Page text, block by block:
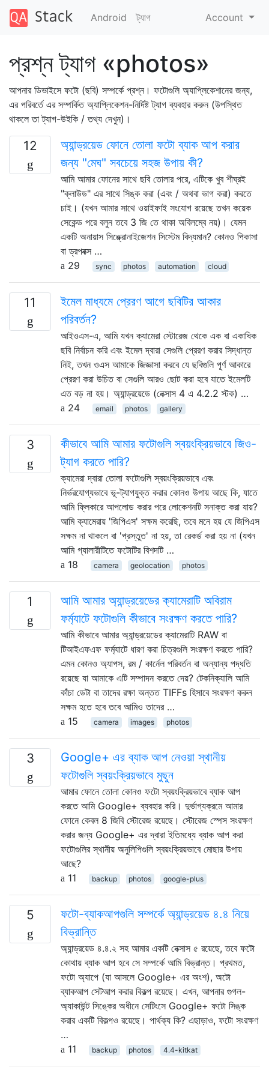
Android ট্যাগ Account
প্রশ্ন ট্যাগ «photos»
আপনার ডিভাইসে ফটো (ছবি) সম্পর্কে প্রশ্ন। ফটোগুলি অ্যাপ্লিকেশানের জন্য,
এর পরিবর্তে এর সম্পর্কিত অ্যাপ্লিকেশন-নির্দিষ্ট ট্যাগ ব্যবহার করুন (উপস্থিত
থাকলে তা ট্যাগ-উইকি / তথ্য দেখুন)।
12
অ্যান্ড্রয়েড ফোনে তোলা ফটো ব্যাক আপ করার
জন্য "মেঘ" সবচেয়ে সহজ উপায় কী?
আমি আমার ফোনের সাথে ছবি তোলার পরে, এটিকে খুব শীঘ্রই
"ক্লাউড" এর সাথে সিঙ্ক করা (এবং / অথবা ভাগ করা) করতে
চাই। (যখন আমার সাথে ওয়াইফাই সংযোগ রয়েছে তখন কয়েক
সেকেন্ড পরে বলুন তবে 3 জি তে থাকা অবিলম্বে নয়)। যেমন
একটি অনায়াস সিঙ্ক্রোনাইজেশন সিস্টেম বিদ্যমান? কোনও পিকাসা
বা ড্রপবক্স …
29
sync photos automation cloud
11
ইমেল মাধ্যমে প্রেরণ আগে ছবিটির আকার
পরিবর্তন?
আইওএস-এ, আমি যখন ক্যামেরা স্টোরেজ থেকে এক বা একাধিক
ছবি নির্বাচন করি এবং ইমেল দ্বারা সেগুলি প্রেরণ করার সিদ্ধান্ত
নিই, তখন ওএস আমাকে জিজ্ঞাসা করবে যে ছবিগুলি পূর্ণ আকারে
প্রেরণ করা উচিত বা সেগুলি আরও ছোট করা হবে যাতে ইমেলটি
এত বড় না হয়। অ্যান্ড্রয়েডে (নেক্সাস 4 এ 4.2.2 স্টক) …
24
email photos gallery
3
কীভাবে আমি আমার ফটোগুলি স্বয়ংক্রিয়ভাবে জিও-
ট্যাগ করতে পারি?
ক্যামেরা দ্বারা তোলা ফটোগুলি স্বয়ংক্রিয়ভাবে এবং
নির্ভরযোগ্যভাবে ভূ-ট্যাগযুক্ত করার কোনও উপায় আছে কি, যাতে
আমি ফ্লিকারে আপলোড করার পরে লোকেশনটি সনাক্ত করা যায়?
আমি ক্যামেরায় 'জিপিএস' সক্ষম করেছি, তবে মনে হয় যে জিপিএস
সক্ষম না থাকলে বা 'প্রস্তুত' না হয়, তা রেকর্ড করা হয় না (যখন
আমি গ্যালারীটিতে ফটোটির বিশদটি …
18
camera geolocation photos
1
আমি আমার অ্যান্ড্রয়েডের ক্যামেরাটি অবিরাম
ফর্ম্যাটে ফটোগুলি কীভাবে সংরক্ষণ করতে পারি?
আমি কীভাবে আমার অ্যান্ড্রয়েডের ক্যামেরাটি RAW বা
টিআইএফএফ ফর্ম্যাটে ধারণ করা চিত্রগুলি সংরক্ষণ করতে পারি?
এমন কোনও অ্যাপস, রম / কার্নেল পরিবর্তন বা অন্যান্য পদ্ধতি
রয়েছে যা আমাকে এটি সম্পাদন করতে দেয়? টেকনিক্যালি আমি
কাঁচা ডেটা বা তাদের রক্ষা অন্তত TIFFs হিসাবে সংরক্ষণ করুন
সক্ষম হতে হবে তবে আমিও তাদের …
15
camera images photos
3
Google+ এর ব্যাক আপ নেওয়া স্থানীয়
ফটোগুলি স্বয়ংক্রিয়ভাবে মুছুন
আমার ফোনে তোলা কোনও ফটো স্বয়ংক্রিয়ভাবে ব্যাক আপ
করতে আমি Google+ ব্যবহার করি। দুর্ভাগ্যক্রমে আমার
ফোনে কেবল 8 জিবি স্টোরেজ রয়েছে। স্টোরেজ স্পেস সংরক্ষণ
করার জন্য Google+ এর দ্বারা ইতিমধ্যে ব্যাক আপ করা
ফটোগুলির স্থানীয় অনুলিপিগুলি স্বয়ংক্রিয়ভাবে মোছার উপায়
আছে?
11
backup photos google-plus
5
ফটো-ব্যাকআপগুলি সম্পর্কে অ্যান্ড্রয়েড ৪.৪ নিয়ে
বিভ্রান্তি
অ্যান্ড্রয়েড ৪.৪.২ সহ আমার একটি নেক্সাস ৫ রয়েছে, তবে ফটো
কোথায় ব্যাক আপ হবে সে সম্পর্কে আমি বিভ্রান্ত। প্রথমত,
ফটো অ্যাপে (যা আসলে Google+ এর অংশ), অটো
ব্যাকআপ সেটআপ করার বিকল্প রয়েছে। এখন, আপনার গুগল-
অ্যাকাউন্ট সিঙ্কের অধীনে সেটিংসে Google+ ফটো সিঙ্ক
করার একটি বিকল্পও রয়েছে। পার্থক্য কি? এছাড়াও, ফটো সংরক্ষণ
…
11
backup photos 4.4-kitkat